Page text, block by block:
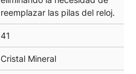
reemplazar las pilas del reloj.
41
Cristal Mineral